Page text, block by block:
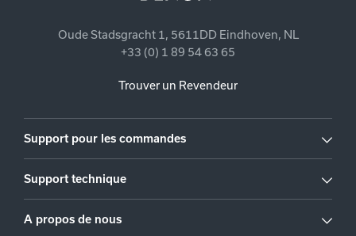
Oude Stadsgracht 1, 5611DD Eindhoven, NL
+33 (0) 1 89 54 63 65
Trouver un Revendeur
Support pour les commandes
Support technique
A propos de nous